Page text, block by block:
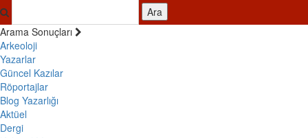
Ara
Arama Sonuçları
Arkeoloji
Yazarlar
Güncel Kazılar
Röportajlar
Blog Yazarlığı
Aktüel
Dergi